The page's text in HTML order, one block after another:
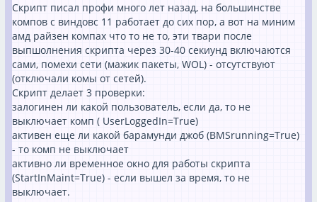
Скрипт писал профи много лет назад, на большинстве
компов с виндовс 11 работает до сих пор, а вот на миним
амд райзен компах что то не то, эти твари после
выпшолнения скрипта через 30-40 секиунд включаются
сами, помехи сети (мажик пакеты, WOL) - отсутствуют
(отключали комы от сетей).
Скрипт делает 3 проверки:
залогинен ли какой пользователь, если да, то не
выключает комп ( UserLoggedIn=True)
активен еще ли какой барамунди джоб (BMSrunning=True)
- то комп не выключает
активно ли временное окно для работы скрипта
(StartInMaint=True) - если вышел за время, то не
выключает.